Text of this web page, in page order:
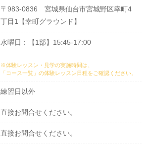
〒983-0836 宮城県仙台市宮城野区幸町4
丁目1【幸町グラウンド】
水曜日：【1部】15:45-17:00
※体験レッスン・見学の実施時間は、
「コース一覧」の体験レッスン日程をご確認ください。
練習日以外
直接お問合せください。
直接お問合せください。